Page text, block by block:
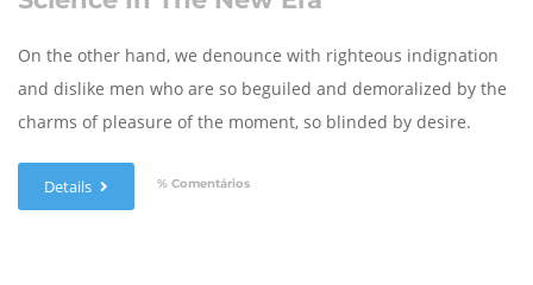
On the other hand, we denounce with righteous indignation
and dislike men who are so beguiled and demoralized by the
charms of pleasure of the moment, so blinded by desire.
Details % Comentários